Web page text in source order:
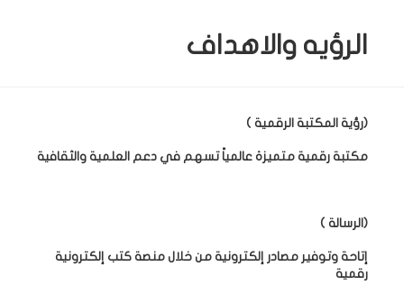
الرؤيه والاهداف
(رؤية المكتبة الرقمية )
مكتبة رقمية متميزة عالمياً تسهم في دعم العلمية والثقافية
(الرسالة )
إتاحة وتوفير مصادر إلكترونية من خلال منصة كتب إلكترونية
رقمية